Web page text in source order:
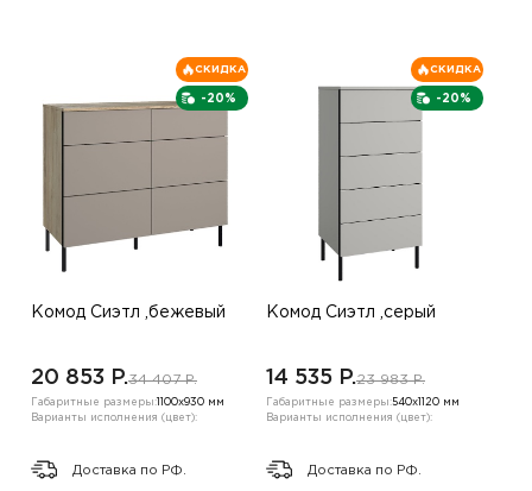
-20%
СКИДКА
Комод Сиэтл ,бежевый
20 853 P.34 407 P.
Габаритные размеры: 1100х930 мм
Варианты исполнения (цвет):
Доставка по РФ.
-20%
СКИДКА
Комод Сиэтл ,серый
14 535 P.23 983 P.
Габаритные размеры:540х1120 мм
Варианты исполнения (цвет):
Доставка по РФ.